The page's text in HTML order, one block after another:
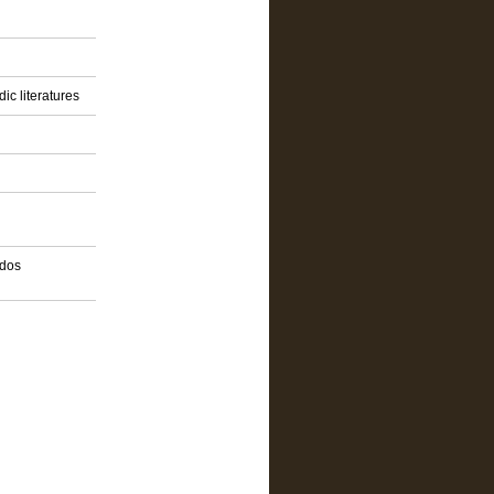
literatures